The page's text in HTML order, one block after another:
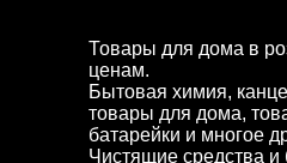
Товары для дома в
ценам.
Бытовая химия,
товары для дома,
батарейки и многое
Чистящие средства